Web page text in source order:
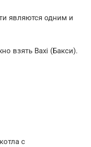
являются одним и
взять Baxi (Бакси).
с